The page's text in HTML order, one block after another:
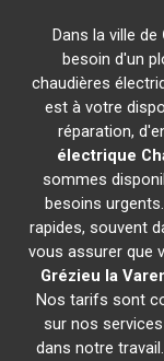
Dans la ville de
besoin d'un
chaudières
est à votre
réparation,
électrique
sommes
besoins
rapides, souvent
vous assurer que
Grézieu la
Nos tarifs sont
sur nos
dans notre